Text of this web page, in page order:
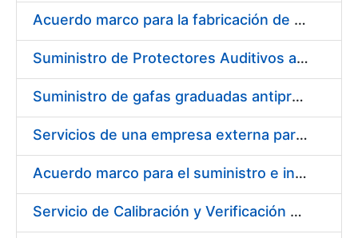
Acuerdo marco para la fabricación de piezas
Suministro de Protectores Auditivos a medida para las personas trabajadoras de los Centros de Trabajo de Madrid y Burgos
Suministro de gafas graduadas antiproyecciones para los trabajadores de la FNMT-RCM en los centros de trabajo de Madrid y Burgos
Servicios de una empresa externa para el asesoramiento y resolución de los recursos de alzada que se presentan relacionados con procesos de selección para la FNMT-RCM
Acuerdo marco para el suministro e instalación de persianas, estores y otros complementos
Servicio de Calibración y Verificación Externa de los Equipos de Medición del Servicio de Prevención de la FNMT-RCM